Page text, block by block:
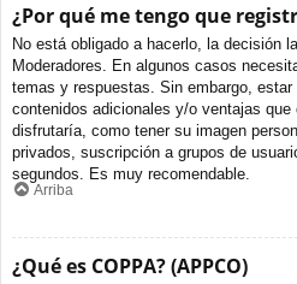
¿Por qué me tengo que
No está obligado a hacerlo, la decisión
Moderadores. En algunos casos
temas y respuestas. Sin embargo,
contenidos adicionales y/o ventajas
disfrutaría, como tener su imagen
privados, suscripción a grupos de
segundos. Es muy recomendable.
Arriba
¿Qué es COPPA? (APPCO)